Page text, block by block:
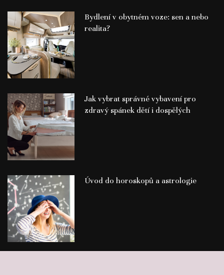
Bydlení v obytném voze: sen a nebo
realita?
Jak vybrat správné vybavení pro
zdravý spánek dětí i dospělých
Úvod do horoskopů a astrologie